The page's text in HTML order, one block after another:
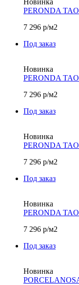
Новинка
PERONDA
7 296 р/м2
Под заказ
Новинка
PERONDA
7 296 р/м2
Под заказ
Новинка
PERONDA
7 296 р/м2
Под заказ
Новинка
PERONDA
7 296 р/м2
Под заказ
Новинка